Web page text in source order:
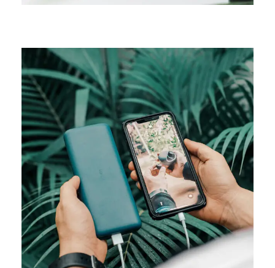
MEDIA
Product design